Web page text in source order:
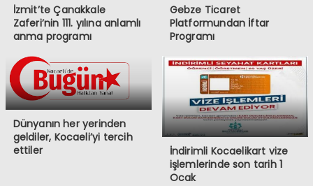
İzmit’te Çanakkale
Zaferi’nin 111. yılına anlamlı
anma programı
Gebze Ticaret
Platformundan İftar
Programı
Dünyanın her yerinden
geldiler, Kocaeli’yi tercih
ettiler
İndirimli Kocaelikart vize
işlemlerinde son tarih 1
Ocak